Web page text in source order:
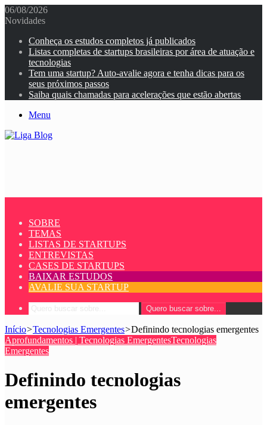
06/08/2026
Novidades
Conheça os estudos completos já publicados
Listas completas de startups brasileiras por área de atuação e
tecnologias
Tem uma startup? Auto-avalie agora e tenha dicas para os
seus próximos passos
Saiba quais chamadas para acelerações que estão abertas
Menu
SOBRE
TEMAS
LISTAS DE STARTUPS
ENTREVISTAS
CASES DE STARTUPS
BAIXAR ESTUDOS
AVALIE SUA STARTUP
Quero buscar sobre...
Início>Tecnologias Emergentes>Definindo tecnologias emergentes
Aprofundamentos | Tecnologias EmergentesTecnologias
Emergentes
Definindo tecnologias
emergentes